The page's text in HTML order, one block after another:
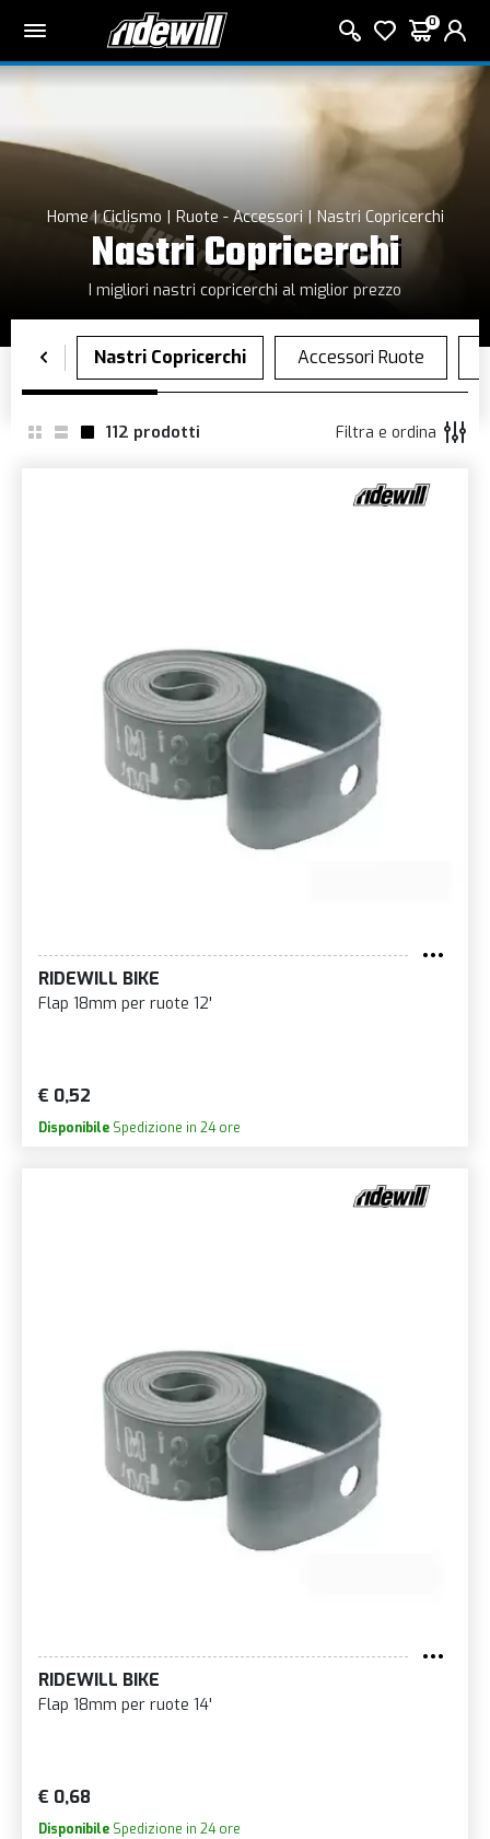
0
Home Ciclismo Ruote - Accessori Nastri Copricerchi
Nastri Copricerchi
I migliori nastri copricerchi al miglior prezzo
112 prodotti Filtra e ordina
RIDEWILL BIKE
Flap 18mm per ruote 12'
€ 0,52
Disponibile Spedizione in 24 ore
RIDEWILL BIKE
Flap 18mm per ruote 14'
€ 0,68
Disponibile Spedizione in 24 ore